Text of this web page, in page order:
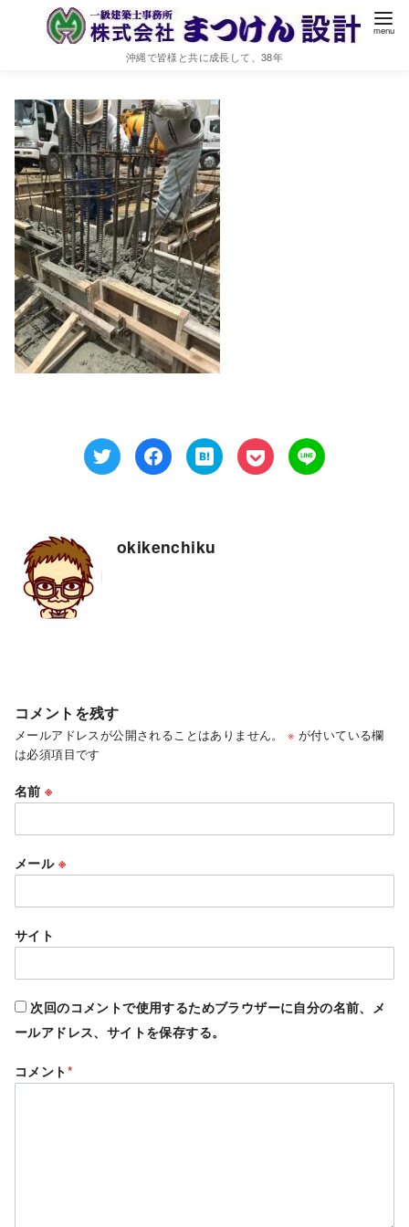
沖縄で皆様と共に成長して、38年
IMG_7505
okikenchiku
コメントを残す
メールアドレスが公開されることはありません。 ※ が付いている欄
は必須項目です
名前※
メール ※
サイト
次回のコメントで使用するためブラウザーに自分の名前、メ
ールアドレス、サイトを保存する。
コメント*